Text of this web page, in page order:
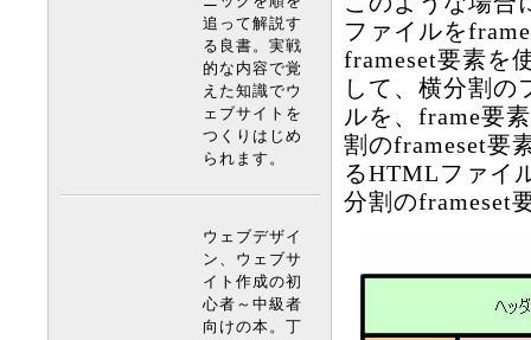
ファイルを
frameset要素を
して、横分割の
ルを、frame要
割のframeset要
るHTMLファイ
分割のframeset
追って解説す
る良書。実戦
的な内容で覚
えた知識でウ
ェブサイトを
つくりはじめ
られます。
ウェブデザイ
ン、ウェブサ
イト作成の初
心者～中級者
向けの本。丁